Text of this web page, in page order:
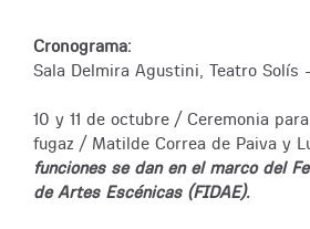
Cronograma:
Sala Delmira Agustini, Teatro Solís
10 y 11 de octubre / Ceremonia
fugaz / Matilde Correa de Paiva y
funciones se dan en el marco del
de Artes Escénicas (FIDAE).